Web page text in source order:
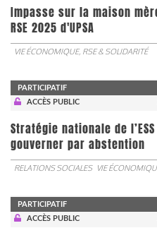
Impasse sur la maison
RSE 2025 d'UPSA
VIE ÉCONOMIQUE, RSE & SOLIDARITÉ
PARTICIPATIF
ACCÈS PUBLIC
Stratégie nationale de
gouverner par abstention
RELATIONS SOCIALES VIE
PARTICIPATIF
ACCÈS PUBLIC